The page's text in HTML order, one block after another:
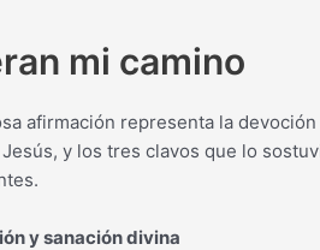
mi camino
afirmación representa la
y los tres clavos que lo
y sanación divina